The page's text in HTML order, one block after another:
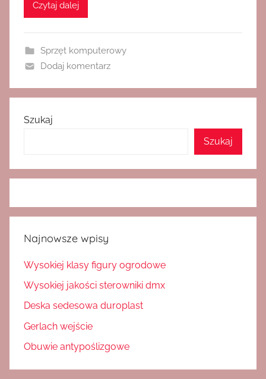
Czytaj dalej
Sprzęt komputerowy
Dodaj komentarz
Szukaj
Szukaj
Najnowsze wpisy
Wysokiej klasy figury ogrodowe
Wysokiej jakości sterowniki dmx
Deska sedesowa duroplast
Gerlach wejście
Obuwie antypoślizgowe